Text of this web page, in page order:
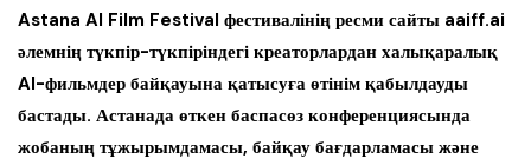
Astana AI Film Festival фестивалінің ресми сайты aaiff.ai
әлемнің түкпір-түкпіріндегі креаторлардан халықаралық
AI-фильмдер байқауына қатысуға өтінім қабылдауды
бастады. Астанада өткен баспасөз конференциясында
жобаның тұжырымдамасы, байқау бағдарламасы және